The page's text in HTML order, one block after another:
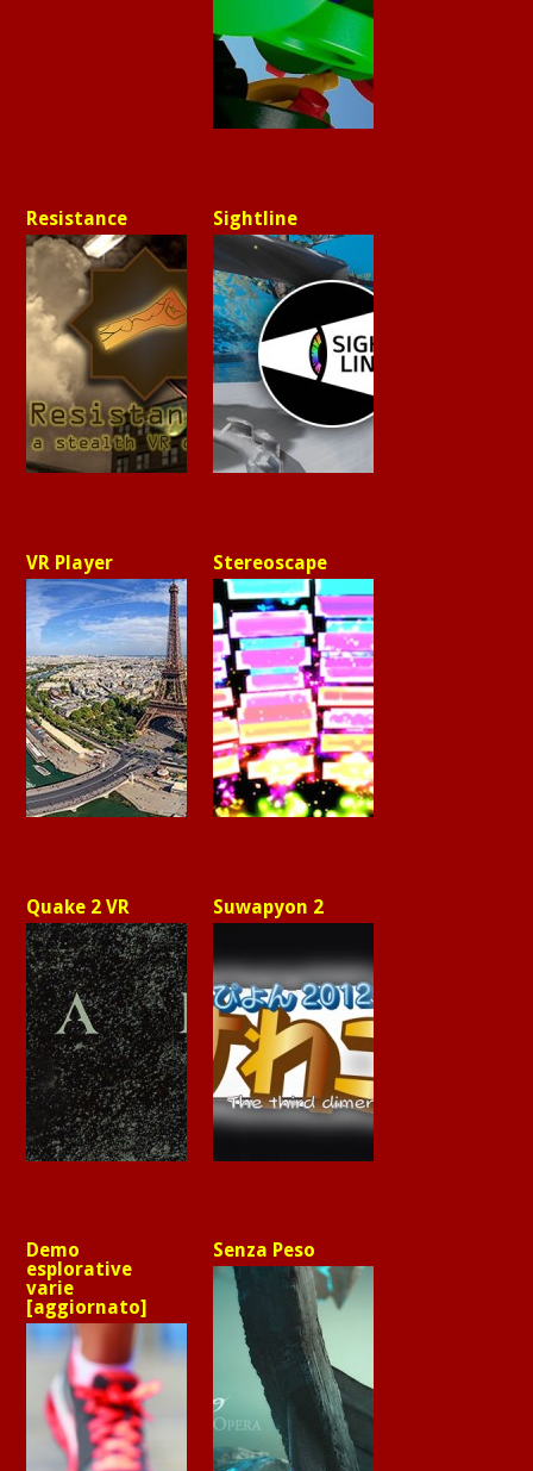
Resistance Sightline
VR Player Stereoscape
Quake 2 VR Suwapyon 2
Demo
esplorative
varie
[aggiornato]
Senza Peso